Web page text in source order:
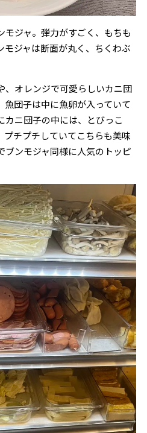
モジャ。弾力がすごく、もちも
モジャは断面が丸く、ちくわぶ
、オレンジで可愛らしいカニ団
団子は中に魚卵が入っていて
カニ団子の中には、とびっこ
プチプチしていてこちらも美味
ブンモジャ同様に人気のトッピ